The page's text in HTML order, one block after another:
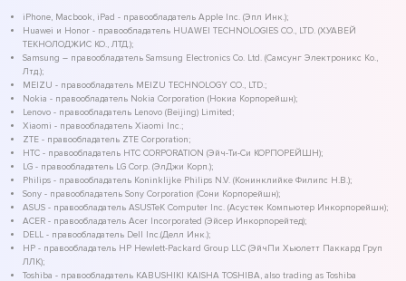
iPhone, Macbook, iPad - правообладатель Apple Inc. (Эпл Инк.);
Huawei и Honor - правообладатель HUAWEI TECHNOLOGIES CO., LTD. (ХУАВЕЙ
ТЕКНОЛОДЖИС КО., ЛТД.);
Samsung – правообладатель Samsung Electronics Co. Ltd. (Самсунг Электроникс Ко.,
Лтд.);
MEIZU - правообладатель MEIZU TECHNOLOGY CO., LTD.;
Nokia - правообладатель Nokia Corporation (Нокиа Корпорейшн);
Lenovo - правообладатель Lenovo (Beijing) Limited;
Xiaomi - правообладатель Xiaomi Inc.;
ZTE - правообладатель ZTE Corporation;
HTC - правообладатель HTC CORPORATION (Эйч-Ти-Си КОРПОРЕЙШН);
LG - правообладатель LG Corp. (ЭлДжи Корп.);
Philips - правообладатель Koninklijke Philips N.V. (Конинклийке Филипс Н.В.);
Sony - правообладатель Sony Corporation (Сони Корпорейшн);
ASUS - правообладатель ASUSTeK Computer Inc. (Асустек Компьютер Инкорпорейшн);
ACER - правообладатель Acer Incorporated (Эйсер Инкорпорейтед);
DELL - правообладатель Dell Inc.(Делл Инк.);
HP - правообладатель HP Hewlett-Packard Group LLC (ЭйчПи Хьюлетт Паккард Груп
ЛЛК);
Toshiba - правообладатель KABUSHIKI KAISHA TOSHIBA, also trading as Toshiba